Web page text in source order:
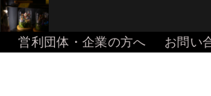
営利団体・企業の方へ お問い